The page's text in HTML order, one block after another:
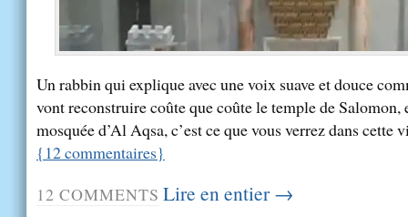
Un rabbin qui explique avec une voix suave et douce
vont reconstruire coûte que coûte le temple de Salomon,
mosquée d’Al Aqsa, c’est ce que vous verrez dans cette
{ 12commentaires}
12 COMMENTS Lire en entier →